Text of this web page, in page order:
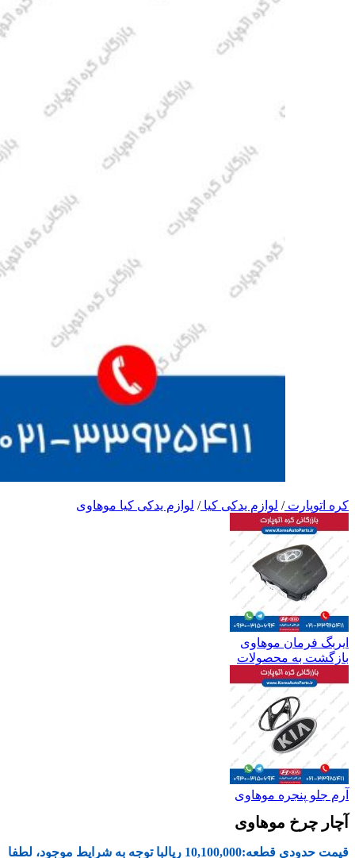
کره اتوپارت/ لوازم یدکی کیا/ لوازم یدکی کیا موهاوی
ایربگ فرمان موهاوی
بازگشت به محصولات
آرم جلو پنجره موهاوی
آچار چرخ موهاوی
قیمت حدودی قطعه:10,100,000 ریالبا توجه به شرایط موجود، لطفا